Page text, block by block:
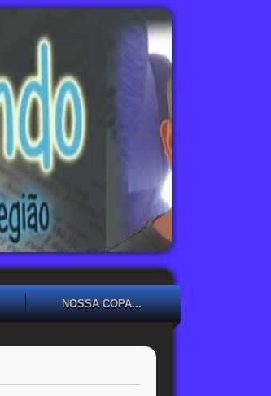
NOSSA COPA...